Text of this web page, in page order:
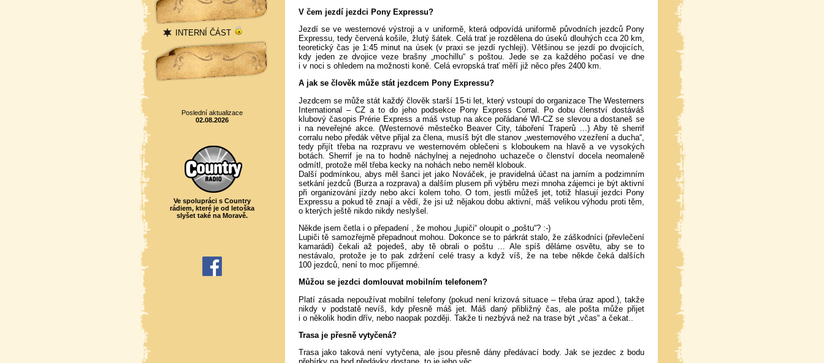
INTERNÍ ČÁST
Statistika
Poslední aktualizace
02.08.2026
Ve spolupráci s Country
rádiem, které je od letoška
slyšet také na Moravě.
V čem jezdí jezdci Pony Expressu?
Jezdí se ve westernové výstroji a v uniformě, která odpovídá uniformě původních jezdců Pony
Expressu, tedy červená košile, žlutý šátek. Celá trať je rozdělena do úseků dlouhých cca 20 km,
teoretický čas je 1:45 minut na úsek (v praxi se jezdí rychleji). Většinou se jezdí po dvojicích,
kdy jeden ze dvojice veze brašny „mochillu“ s poštou. Jede se za každého počasí ve dne
i v noci s ohledem na možnosti koně. Celá evropská trať měří již něco přes 2400 km.
A jak se člověk může stát jezdcem Pony Expressu?
Jezdcem se může stát každý člověk starší 15-ti let, který vstoupí do organizace The Westerners
International – CZ a to do jeho podsekce Pony Express Corral. Po dobu členství dostáváš
klubový časopis Prérie Express a máš vstup na akce pořádané WI-CZ se slevou a dostaneš se
i na neveřejné akce. (Westernové městečko Beaver City, táboření Traperů …) Aby tě sherrif
corralu nebo předák větve přijal za člena, musíš být dle stanov „westernového vzezření a ducha“,
tedy přijít třeba na rozpravu ve westernovém oblečeni s kloboukem na hlavě a ve vysokých
botách. Sherrif je na to hodně náchylnej a nejednoho uchazeče o členství docela neomaleně
odmítl, protože měl třeba kecky na nohách nebo neměl klobouk.
Další podmínkou, abys měl šanci jet jako Nováček, je pravidelná účast na jarním a podzimním
setkání jezdců (Burza a rozprava) a dalším plusem při výběru mezi mnoha zájemci je být aktivní
při organizování jízdy nebo akcí kolem toho. O tom, jestli můžeš jet, totiž hlasují jezdci Pony
Expressu a pokud tě znají a vědí, že jsi už nějakou dobu aktivní, máš velikou výhodu proti těm,
o kterých ještě nikdo nikdy neslyšel.
Někde jsem četla i o přepadení , že mohou „lupiči“ oloupit o „poštu“? :-)
Lupiči tě samozřejmě přepadnout mohou. Dokonce se to párkrát stalo, že záškodníci (převlečení
kamarádi) čekali až pojedeš, aby tě obrali o poštu … Ale spíš děláme osvětu, aby se to
nestávalo, protože je to pak zdržení celé trasy a když víš, že na tebe někde čeká dalších
100 jezdců, není to moc příjemné.
Můžou se jezdci domlouvat mobilním telefonem?
Platí zásada nepoužívat mobilní telefony (pokud není krizová situace – třeba úraz apod.), takže
nikdy v podstatě nevíš, kdy přesně máš jet. Máš daný přibližný čas, ale pošta může přijet
i o několik hodin dřív, nebo naopak později. Takže ti nezbývá než na trase být „včas“ a čekat..
Trasa je přesně vytyčená?
Trasa jako taková není vytyčena, ale jsou přesně dány předávací body. Jak se jezdec z bodu